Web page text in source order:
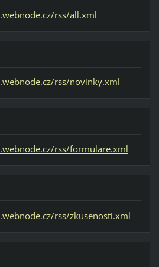
rss/all.xml
rss/novinky.xml
rss/formulare.xml
rss/zkusenosti.xml